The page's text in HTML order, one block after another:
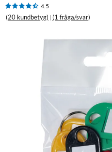
4.5
(20 kundbetyg) | (1 fråga/svar)